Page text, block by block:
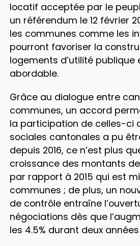
locatif acceptée par le
un référendum le 12 février
les communes comme les
pourront favoriser la
logements d’utilité publique
abordable.
Grâce au dialogue entre
communes, un accord
la participation de celles-ci
sociales cantonales a pu
depuis 2016, ce n’est plus
croissance des montants
par rapport à 2015 qui est
communes ; de plus, un
de contrôle entraîne
négociations dès que
les 4.5% durant deux